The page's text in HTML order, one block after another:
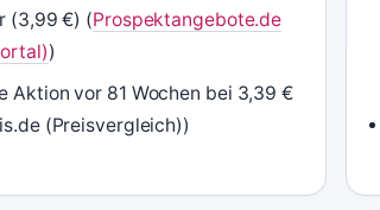
(3,99 €) (Prospektangebote.de
)
Aktion vor 81 Wochen bei 3,39 €
(Preisvergleich))